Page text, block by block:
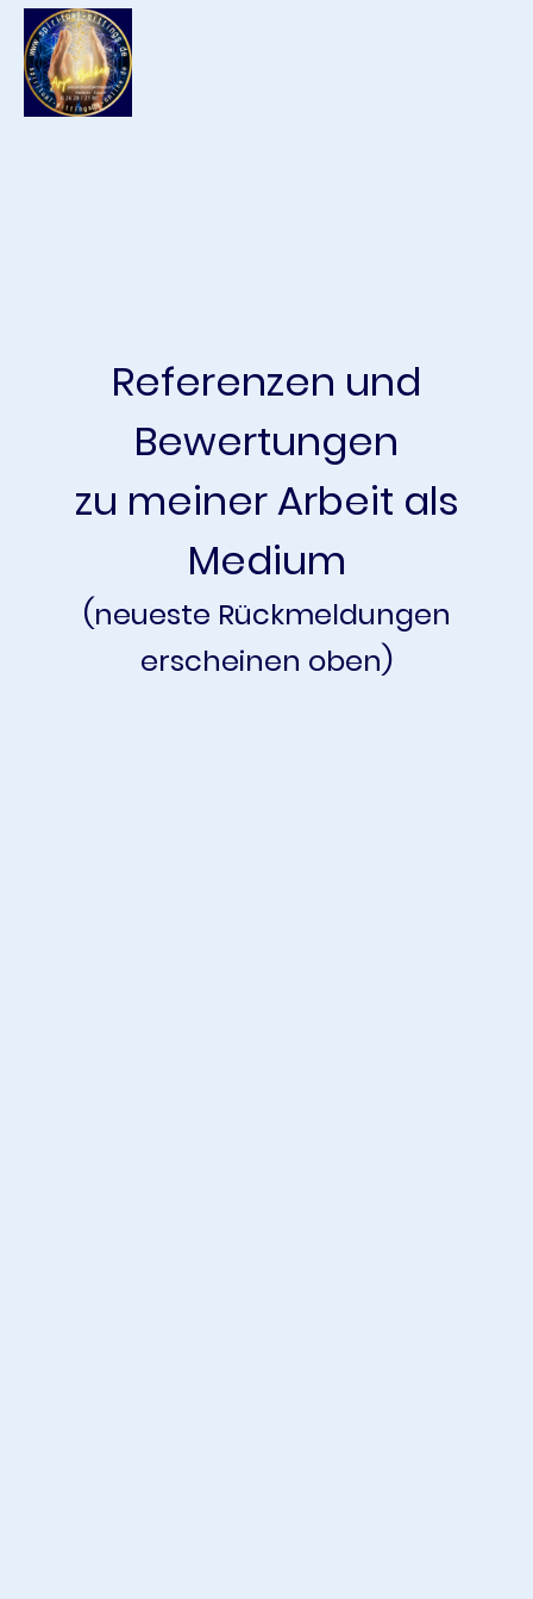
Referenzen und
Bewertungen
zu meiner Arbeit als
Medium
(neueste Rückmeldungen
erscheinen oben)